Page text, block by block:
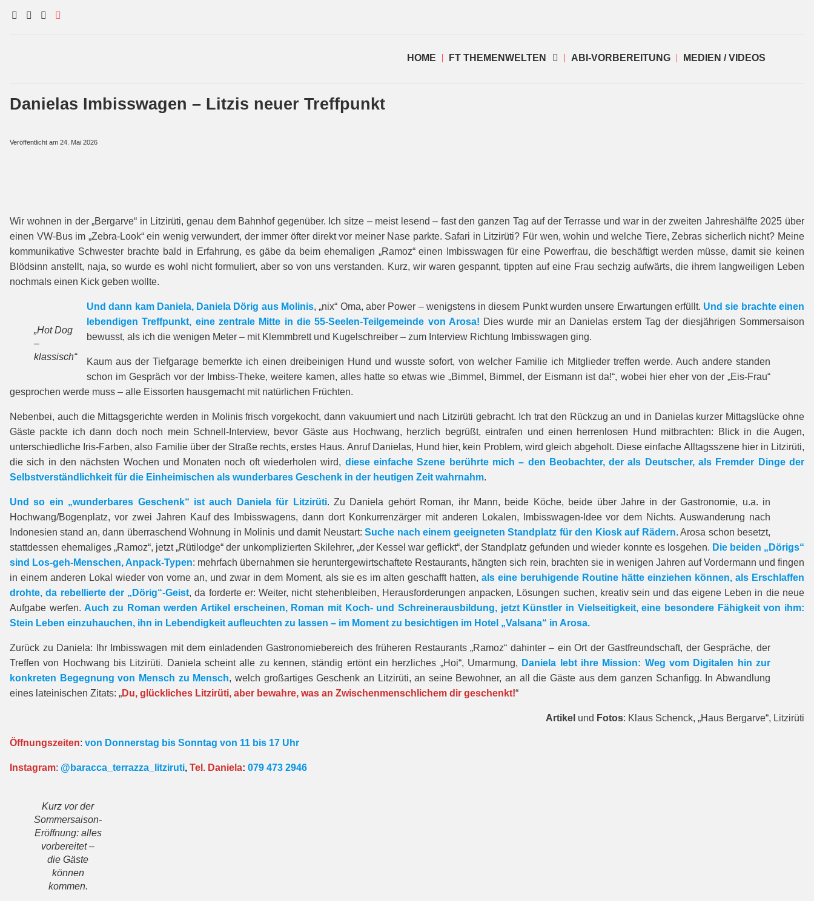
HOME FT THEMENWELTEN ABI-VORBEREITUNG MEDIEN / VIDEOS
Danielas Imbisswagen – Litzis neuer Treffpunkt
Veröffentlicht am 24. Mai 2026
Wir wohnen in der „Bergarve“ in Litzirüti, genau dem Bahnhof gegenüber. Ich sitze – meist lesend – fast den ganzen Tag auf der Terrasse und war in der zweiten Jahreshälfte 2025 über
einen VW-Bus im „Zebra-Look“ ein wenig verwundert, der immer öfter direkt vor meiner Nase parkte. Safari in Litzirüti? Für wen, wohin und welche Tiere, Zebras sicherlich nicht? Meine
kommunikative Schwester brachte bald in Erfahrung, es gäbe da beim ehemaligen „Ramoz“ einen Imbisswagen für eine Powerfrau, die beschäftigt werden müsse, damit sie keinen
Blödsinn anstellt, naja, so wurde es wohl nicht formuliert, aber so von uns verstanden. Kurz, wir waren gespannt, tippten auf eine Frau sechzig aufwärts, die ihrem langweiligen Leben
nochmals einen Kick geben wollte.
„Hot Dog
–
klassisch“
Und dann kam Daniela, Daniela Dörig aus Molinis, „nix“ Oma, aber Power – wenigstens in diesem Punkt wurden unsere Erwartungen erfüllt. Und sie brachte einen
lebendigen Treffpunkt, eine zentrale Mitte in die 55-Seelen-Teilgemeinde von Arosa! Dies wurde mir an Danielas erstem Tag der diesjährigen Sommersaison
bewusst, als ich die wenigen Meter – mit Klemmbrett und Kugelschreiber – zum Interview Richtung Imbisswagen ging.
Kaum aus der Tiefgarage bemerkte ich einen dreibeinigen Hund und wusste sofort, von welcher Familie ich Mitglieder treffen werde. Auch andere standen
schon im Gespräch vor der Imbiss-Theke, weitere kamen, alles hatte so etwas wie „Bimmel, Bimmel, der Eismann ist da!“, wobei hier eher von der „Eis-Frau“
gesprochen werde muss – alle Eissorten hausgemacht mit natürlichen Früchten.
Nebenbei, auch die Mittagsgerichte werden in Molinis frisch vorgekocht, dann vakuumiert und nach Litzirüti gebracht. Ich trat den Rückzug an und in Danielas kurzer Mittagslücke ohne
Gäste packte ich dann doch noch mein Schnell-Interview, bevor Gäste aus Hochwang, herzlich begrüßt, eintrafen und einen herrenlosen Hund mitbrachten: Blick in die Augen,
unterschiedliche Iris-Farben, also Familie über der Straße rechts, erstes Haus. Anruf Danielas, Hund hier, kein Problem, wird gleich abgeholt. Diese einfache Alltagsszene hier in Litzirüti,
die sich in den nächsten Wochen und Monaten noch oft wiederholen wird, diese einfache Szene berührte mich – den Beobachter, der als Deutscher, als Fremder Dinge der
Selbstverständlichkeit für die Einheimischen als wunderbares Geschenk in der heutigen Zeit wahrnahm.
Und so ein „wunderbares Geschenk“ ist auch Daniela für Litzirüti. Zu Daniela gehört Roman, ihr Mann, beide Köche, beide über Jahre in der Gastronomie, u.a. in
Hochwang/Bogenplatz, vor zwei Jahren Kauf des Imbisswagens, dann dort Konkurrenzärger mit anderen Lokalen, Imbisswagen-Idee vor dem Nichts. Auswanderung nach
Indonesien stand an, dann überraschend Wohnung in Molinis und damit Neustart:Suche nach einem geeigneten Standplatz für den Kiosk auf Rädern. Arosa schon besetzt,
stattdessen ehemaliges „Ramoz“, jetzt „Rütilodge“ der unkomplizierten Skilehrer, „der Kessel war geflickt“, der Standplatz gefunden und wieder konnte es losgehen. Die beiden „Dörigs“
sind Los-geh-Menschen, Anpack-Typen: mehrfach übernahmen sie heruntergewirtschaftete Restaurants, hängten sich rein, brachten sie in wenigen Jahren auf Vordermann und fingen
in einem anderen Lokal wieder von vorne an, und zwar in dem Moment, als sie es im alten geschafft hatten,als eine beruhigende Routine hätte einziehen können, als Erschlaffen
drohte, da rebellierte der „Dörig“-Geist, da forderte er: Weiter, nicht stehenbleiben, Herausforderungen anpacken, Lösungen suchen, kreativ sein und das eigene Leben in die neue
Aufgabe werfen.Auch zu Roman werden Artikel erscheinen, Roman mit Koch- und Schreinerausbildung, jetzt Künstler in Vielseitigkeit, eine besondere Fähigkeit von ihm:
Stein Leben einzuhauchen, ihn in Lebendigkeit aufleuchten zu lassen – im Moment zu besichtigen im Hotel „Valsana“ in Arosa.
Zurück zu Daniela: Ihr Imbisswagen mit dem einladenden Gastronomiebereich des früheren Restaurants „Ramoz“ dahinter – ein Ort der Gastfreundschaft, der Gespräche, der
Treffen von Hochwang bis Litzirüti. Daniela scheint alle zu kennen, ständig ertönt ein herzliches „Hoi“, Umarmung, Daniela lebt ihre Mission: Weg vom Digitalen hin zur
konkreten Begegnung von Mensch zu Mensch, welch großartiges Geschenk an Litzirüti, an seine Bewohner, an all die Gäste aus dem ganzen Schanfigg. In Abwandlung
eines lateinischen Zitats: „Du, glückliches Litzirüti, aber bewahre, was an Zwischenmenschlichem dir geschenkt!“
Artikel und Fotos: Klaus Schenck, „Haus Bergarve“, Litzirüti
Öffnungszeiten: von Donnerstag bis Sonntag von 11 bis 17 Uhr
Instagram: @baracca_terrazza_litziruti, Tel. Daniela: 079 473 2946
Kurz vor der
Sommersaison-
Eröffnung: alles
vorbereitet –
die Gäste
können
kommen.